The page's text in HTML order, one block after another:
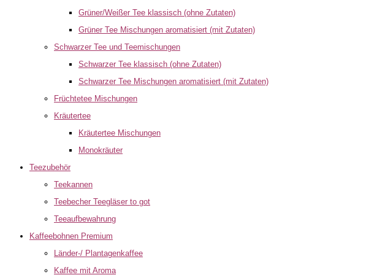
Grüner/Weißer Tee klassisch (ohne Zutaten)
Grüner Tee Mischungen aromatisiert (mit Zutaten)
Schwarzer Tee und Teemischungen
Schwarzer Tee klassisch (ohne Zutaten)
Schwarzer Tee Mischungen aromatisiert (mit Zutaten)
Früchtetee Mischungen
Kräutertee
Kräutertee Mischungen
Monokräuter
Teezubehör
Teekannen
Teebecher Teegläser to got
Teeaufbewahrung
Kaffeebohnen Premium
Länder-/ Plantagenkaffee
Kaffee mit Aroma